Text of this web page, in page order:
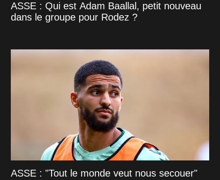
ASSE : Qui est Adam Baallal, petit nouveau
dans le groupe pour Rodez ?
ASSE : "Tout le monde veut nous secouer"